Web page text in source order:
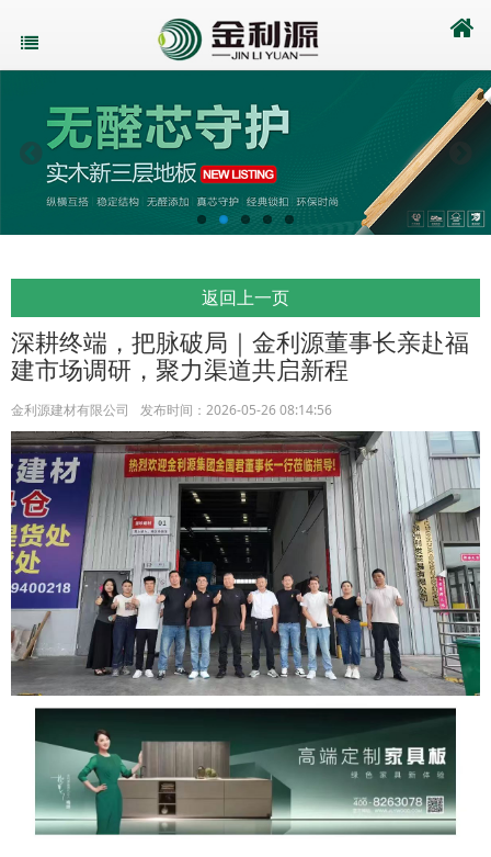
返回上一页
深耕终端，把脉破局｜金利源董事长亲赴福
建市场调研，聚力渠道共启新程
金利源建材有限公司 发布时间：2026-05-26 08:14:56